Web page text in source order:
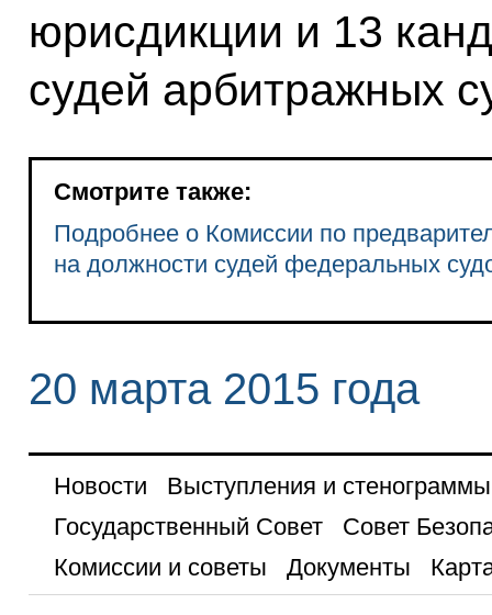
юрисдикции и 13
судей арбитражных
Смотрите также:
Подробнее о Комиссии по
на должности судей федеральных
20 марта 2015 года
Новости
Выступления и стенограммы
Государственный Совет
Совет
Комиссии и советы
Документы